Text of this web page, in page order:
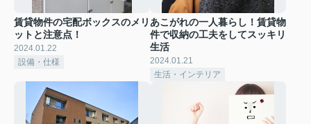
賃貸物件の宅配ボックスのメリ
ットと注意点！
2024.01.22
設備・仕様
あこがれの一人暮らし！賃貸物
件で収納の工夫をしてスッキリ
生活
2024.01.21
生活・インテリア